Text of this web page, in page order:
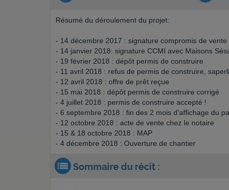
Résumé du déroulement du projet:
- 14 décembre 2017 : signature compromis de vente
- 14 janvier 2018: signature CCMI avec Maisons
- 19 février 2018 : dépôt permis de construire
- 11 avril 2018 : refus de permis de construire,
- 12 avril 2018 : offre de prêt reçue
- 15 mai 2018 : dépôt permis de construire corrigé
- 4 juillet 2018 : permis de construire accepté !
- 6 septembre 2018 : fin des 2 mois d'affichage du
- 12 octobre 2018 : acte de vente chez le notaire
- 15 & 18 octobre 2018 : MAP
- 4 décembre 2018 : Ouverture de chantier
Sommaire du récit :